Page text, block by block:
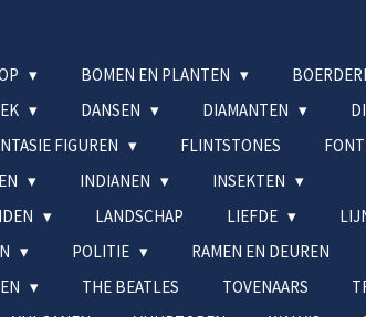
BOMEN EN PLANTEN
DANSEN DIAMANTEN
FIGUREN FLINTSTONES
INDIANEN
INSEKTEN
LANDSCHAP LIEFDE
POLITIE RAMEN EN DEUREN
THE BEATLES TOVENAARS